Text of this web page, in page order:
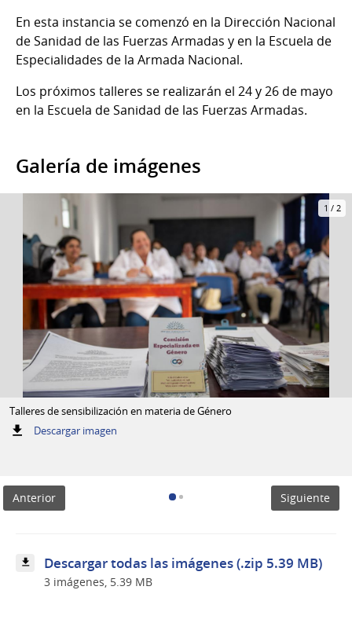
En esta instancia se comenzó en la Dirección Nacional
de Sanidad de las Fuerzas Armadas y en la Escuela de
Especialidades de la Armada Nacional.
Los próximos talleres se realizarán el 24 y 26 de mayo
en la Escuela de Sanidad de las Fuerzas Armadas.
Galería de imágenes
1 / 2
Talleres de sensibilización en materia de Género
Descargar imagen:
Anterior Siguiente
Descargar todas las imágenes (.zip 5.39 MB)
3 imágenes, 5.39 MB